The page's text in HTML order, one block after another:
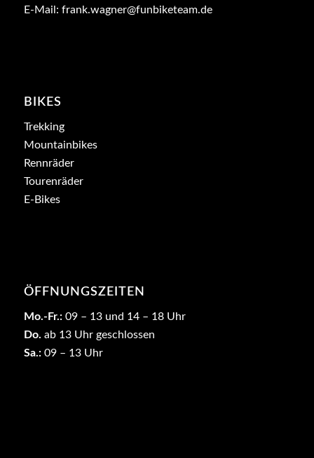
E-Mail: frank.wagner@funbiketeam.de
BIKES
Trekking
Mountainbikes
Rennräder
Tourenräder
E-Bikes
ÖFFNUNGSZEITEN
Mo.-Fr.:09 – 13 und 14 – 18 Uhr
Do. ab 13 Uhr geschlossen
Sa.:09 – 13 Uhr